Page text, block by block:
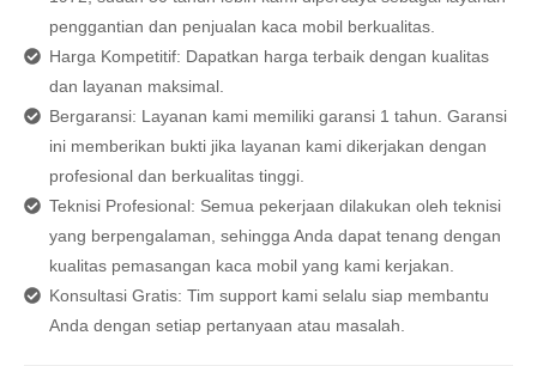
penggantian dan penjualan kaca mobil berkualitas.
Harga Kompetitif: Dapatkan harga terbaik dengan kualitas
dan layanan maksimal.
Bergaransi: Layanan kami memiliki garansi 1 tahun. Garansi
ini memberikan bukti jika layanan kami dikerjakan dengan
profesional dan berkualitas tinggi.
Teknisi Profesional: Semua pekerjaan dilakukan oleh teknisi
yang berpengalaman, sehingga Anda dapat tenang dengan
kualitas pemasangan kaca mobil yang kami kerjakan.
Konsultasi Gratis: Tim support kami selalu siap membantu
Anda dengan setiap pertanyaan atau masalah.